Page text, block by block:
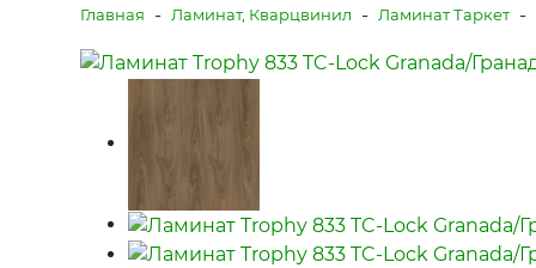
Главная - Ламинат, Кварцвинил - Ламинат Таркет -